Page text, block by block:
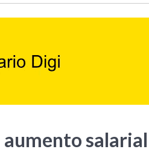
aumento